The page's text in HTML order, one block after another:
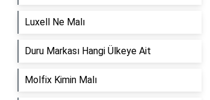
Luxell Ne Malı
Duru Markası Hangi Ülkeye Ait
Molfix Kimin Malı